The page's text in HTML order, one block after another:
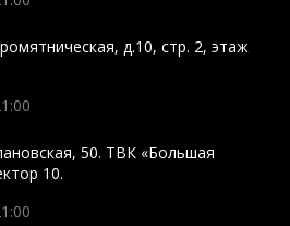
д.10, стр. 2, этаж
50. ТВК «Большая
10.